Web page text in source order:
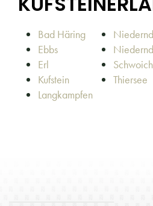
Bad Häring
Ebbs
Erl
Kufstein
Langkampfen
Schwoich
Thiersee